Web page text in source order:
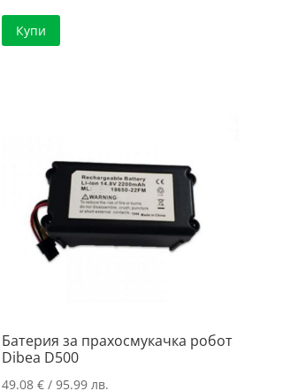
Купи
Батерия за прахосмукачка робот
Dibea D500
49.08 €/ 95.99 лв.